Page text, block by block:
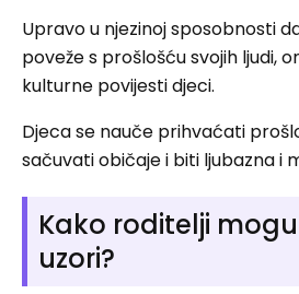
Upravo u njezinoj sposobnosti
poveže s prošlošću svojih ljudi,
kulturne povijesti djeci.
Djeca se nauče prihvaćati
sačuvati običaje i biti ljubazna i
Kako roditelji
uzori?